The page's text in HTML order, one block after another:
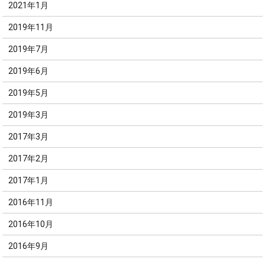
2021年1月
2019年11月
2019年7月
2019年6月
2019年5月
2019年3月
2017年3月
2017年2月
2017年1月
2016年11月
2016年10月
2016年9月